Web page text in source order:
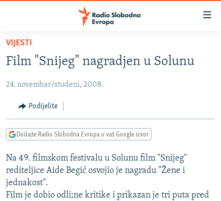
Pređite
glavni
Pređite
Pređite
pretragu
VIJESTI
BOSNA I HERCEGOVINA
SRBIJA
KOSOVO
VIZUELNO
VIDEO
FOTOGALERIJE
INFOGRAFIKE
PODCASTI
RAT U UKRAJINI
KINA NA BALKANU
VIJESTI
Film "Snijeg" nagradjen u Solunu
24. novembar/studeni, 2008.
Podijelite
Dodajte Radio Slobodna Evropa u vaš Google izvor
Na 49. filmskom festivalu u Solunu film "Snijeg"
rediteljice Aide Begić osvojio je nagradu "Žene i
jednakost".
Film je dobio odli;ne kritike i prikazan je tri puta pred